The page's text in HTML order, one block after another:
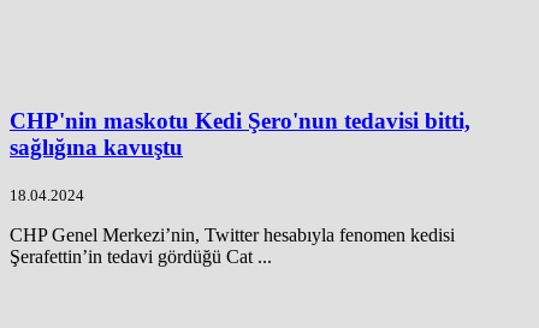
CHP'nin maskotu Kedi Şero'nun tedavisi bitti,
sağlığına kavuştu
18.04.2024
CHP Genel Merkezi’nin, Twitter hesabıyla fenomen kedisi
Şerafettin’in tedavi gördüğü Cat ...